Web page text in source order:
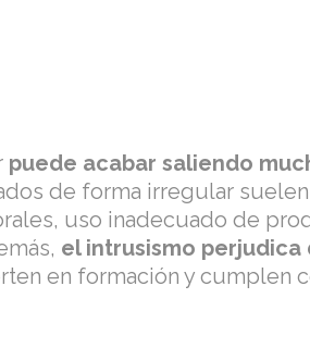
puede acabar saliendo
de forma irregular
uso inadecuado de
el intrusismo
en formación y cumplen